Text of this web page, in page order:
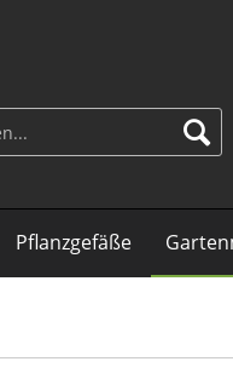
Pflanzgefäße